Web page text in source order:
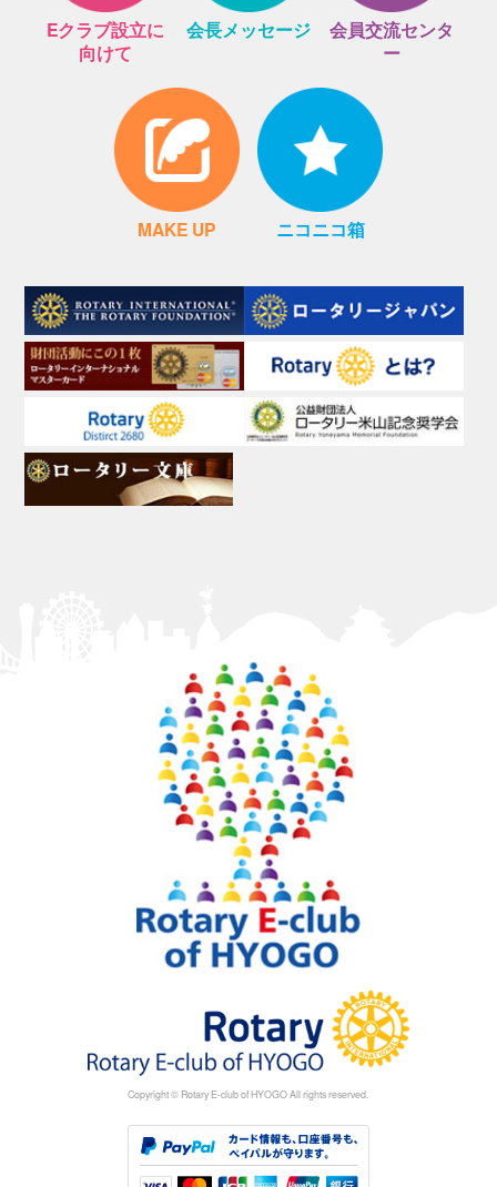
Eクラブ設立に
向けて
会長メッセージ
会員交流センタ
ー
MAKE UP ニコニコ箱
Copyright © Rotary E-club of HYOGO All rights reserved.